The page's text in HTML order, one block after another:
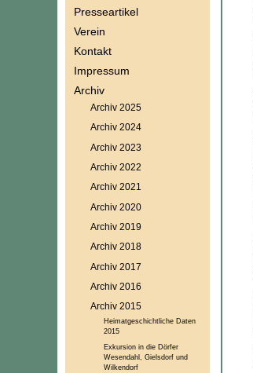
Presseartikel
Verein
Kontakt
Impressum
Archiv
Archiv 2025
Archiv 2024
Archiv 2023
Archiv 2022
Archiv 2021
Archiv 2020
Archiv 2019
Archiv 2018
Archiv 2017
Archiv 2016
Archiv 2015
Heimatgeschichtliche Daten
2015
Exkursion in die Dörfer
Wesendahl, Gielsdorf und
Wilkendorf